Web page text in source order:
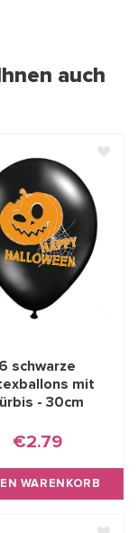
auch
6 schwarze
mit
- 30cm
€2.79
WARENKORB